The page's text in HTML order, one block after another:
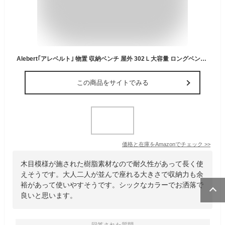
Alebert｢アレベルト｣ 物置 収納ベンチ 屋外 302Ｌ大容量 ロングベンチ 2人用 ストッカー 屋外収納 ガーデン収納 ベンチ コンテナ 防水 耐候 ベランダ/ガーデン/庭/ベランダ 収納 大容量 おしゃれ (ブラック, 容量302L)
この商品をサイトでみる
価格と在庫をAmazonでチェック >>
木目模様が施された樹脂素材なので耐久性があって長く使
えそうです。大人二人が並んで座れる大きさで収納力も余
裕があって使いやすそうです。シックなカラーでお洒落で
良いと思います。